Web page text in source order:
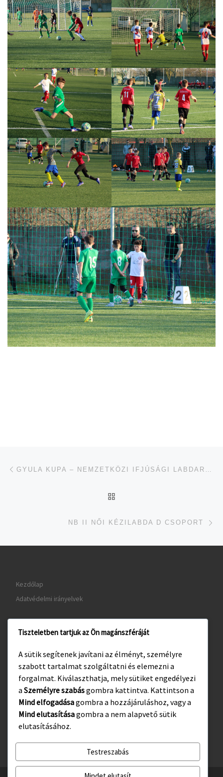
Navigálás a bejegyzések között
NB II NŐI KÉZILABDA D CSOPORT
Kezdőlap
Adatvédelmi irányelvek
www.visitgyula.com
www.gyulakult.hu
Facebook Instagram
Tiszteletben tartjuk az Ön magánszféráját
A sütik segítenek javítani az élményt, személyre
szabott tartalmat szolgáltatni és elemezni a
forgalmat. Kiválaszthatja, mely sütiket engedélyezi
a Személyre szabásgombra kattintva. Kattintson a
Mind elfogadásagombra a hozzájáruláshoz, vagy a
Mind elutasításagombra a nem alapvető sütik
elutasításához.
Testreszabás